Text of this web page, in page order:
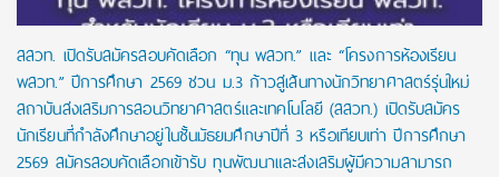
สสวท. เปิดรับสมัครสอบคัดเลือก “ทุน พสวท.” และ “โครงการห้องเรียน
พสวท.” ปีการศึกษา 2569 ชวน ม.3 ก้าวสู่เส้นทางนักวิทยาศาสตร์รุ่นใหม่
สถาบันส่งเสริมการสอนวิทยาศาสตร์และเทคโนโลยี (สสวท.) เปิดรับสมัคร
นักเรียนที่กำลังศึกษาอยู่ในชั้นมัธยมศึกษาปีที่ 3 หรือเทียบเท่า ปีการศึกษา
2569 สมัครสอบคัดเลือกเข้ารับ ทุนพัฒนาและส่งเสริมผู้มีความสามารถ